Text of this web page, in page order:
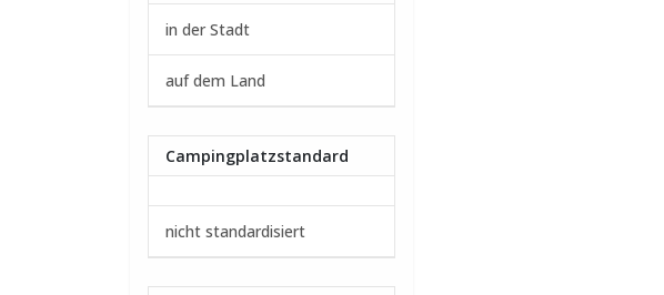
in der Stadt
auf dem Land
Campingplatzstandard
nicht standardisiert